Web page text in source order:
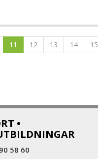
11 12 13 14 15
•
58 60